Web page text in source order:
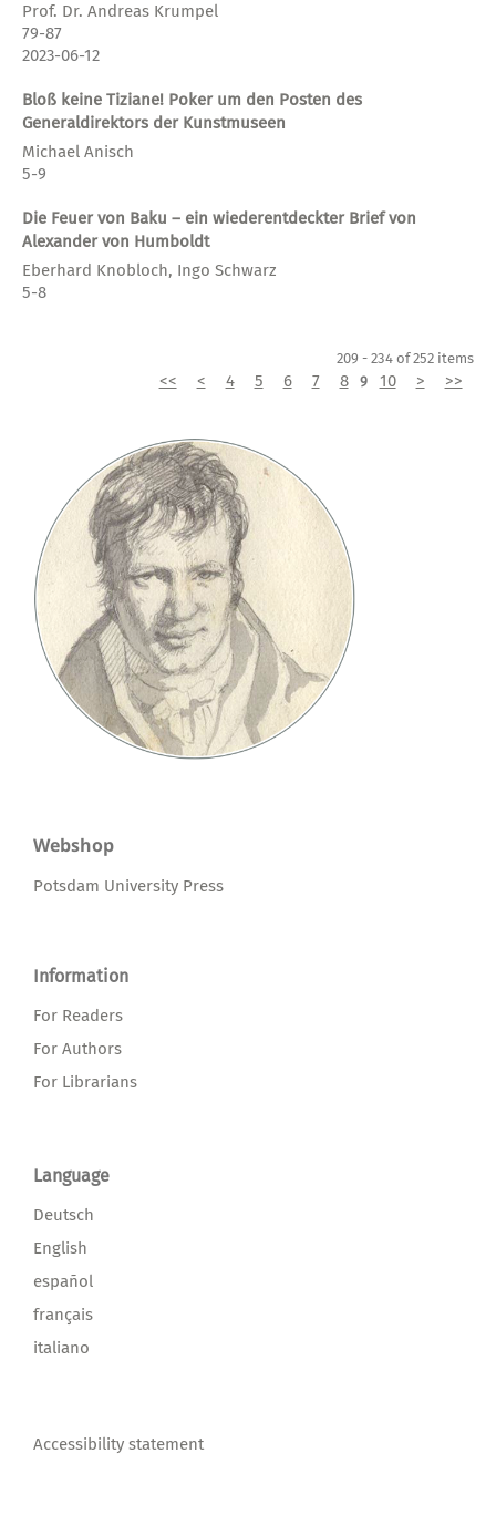
Prof. Dr. Andreas Krumpel
79-87
2023-06-12
Bloß keine Tiziane! Poker um den Posten des
Generaldirektors der Kunstmuseen
Michael Anisch
5-9
Die Feuer von Baku – ein wiederentdeckter Brief von
Alexander von Humboldt
Eberhard Knobloch, Ingo Schwarz
5-8
209 - 234 of 252 items
<< < 4 5 6 7 8 9 10 > >>
Webshop
Potsdam University Press
Information
For Readers
For Authors
For Librarians
Language
Deutsch
English
español
français
italiano
Accessibility statement